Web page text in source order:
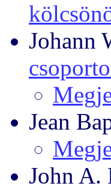
Johann
Jean
John A.